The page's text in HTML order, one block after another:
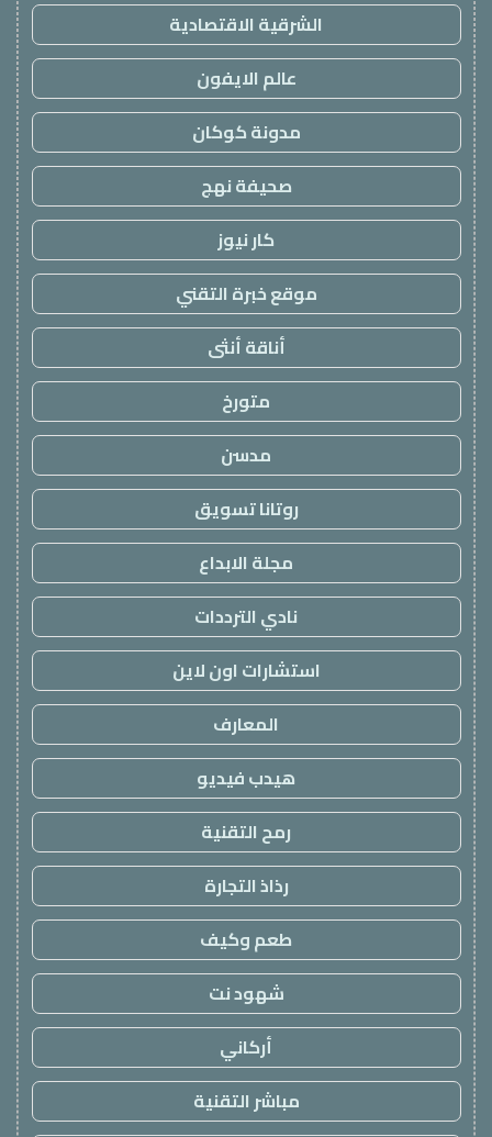
الشرقية الاقتصادية
عالم الايفون
مدونة كوكان
صحيفة نهج
كار نيوز
موقع خبرة التقني
أناقة أنثى
متورخ
مدسن
روتانا تسويق
مجلة الابداع
نادي الترددات
استشارات اون لاين
المعارف
هيدب فيديو
رمح التقنية
رذاذ التجارة
طعم وكيف
شهود نت
أركاني
مباشر التقنية